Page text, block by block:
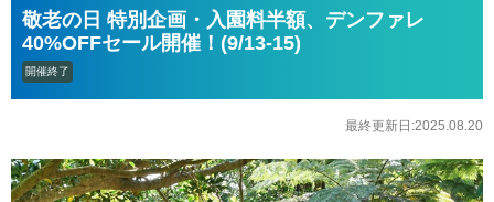
敬老の日 特別企画・入園料半額、デンファレ
40%OFFセール開催！(9/13-15)
開催終了
最終更新日:2025.08.20